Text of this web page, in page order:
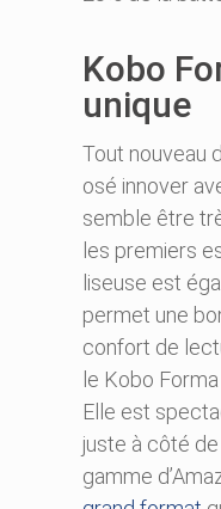
Kobo
unique
Tout nouveau
osé innover
semble être
les premiers
liseuse est
permet une
confort de
le Kobo
Elle est
juste à côté
gamme